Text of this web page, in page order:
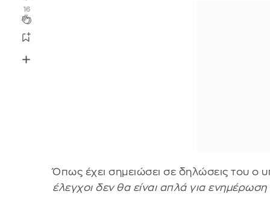
16
Όπως έχει σημειώσει σε δηλώσεις του
έλεγχοι δεν θα είναι απλά για